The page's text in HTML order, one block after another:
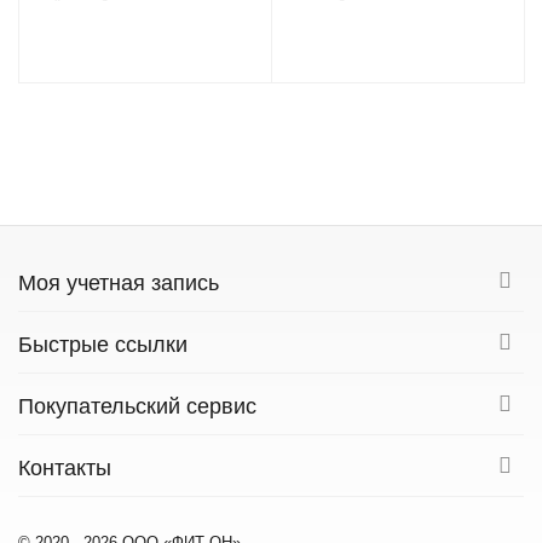
Моя учетная запись
Быстрые ссылки
Покупательский сервис
Контакты